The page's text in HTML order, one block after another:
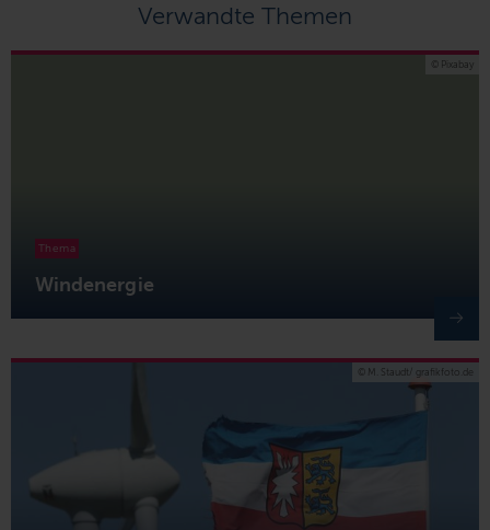
Verwandte Themen
Windenergie
Thema
© Pixabay
© M. Staudt/ grafikfoto.de